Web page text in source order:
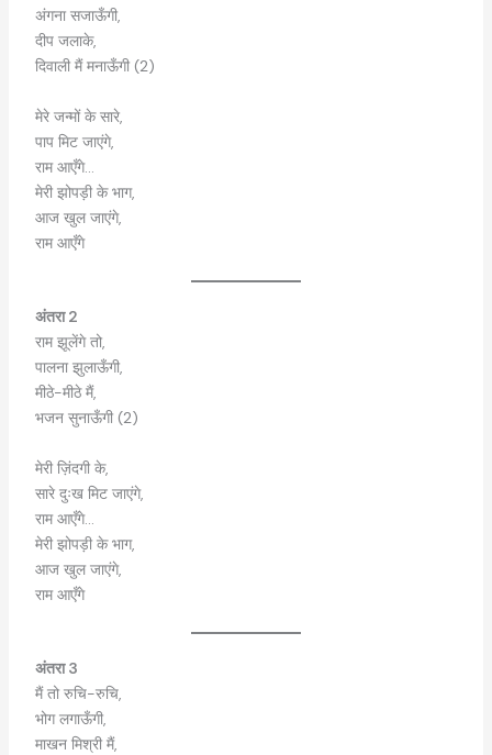
अंगना सजाऊँगी,
दीप जलाके,
दिवाली मैं मनाऊँगी (2)
मेरे जन्मों के सारे,
पाप मिट जाएंगे,
राम आएँगे…
मेरी झोपड़ी के भाग,
आज खुल जाएंगे,
राम आएँगे
अंतरा 2
राम झूलेंगे तो,
पालना झुलाऊँगी,
मीठे-मीठे मैं,
भजन सुनाऊँगी (2)
मेरी ज़िंदगी के,
सारे दुःख मिट जाएंगे,
राम आएँगे…
मेरी झोपड़ी के भाग,
आज खुल जाएंगे,
राम आएँगे
अंतरा 3
मैं तो रुचि-रुचि,
भोग लगाऊँगी,
माखन मिश्री मैं,